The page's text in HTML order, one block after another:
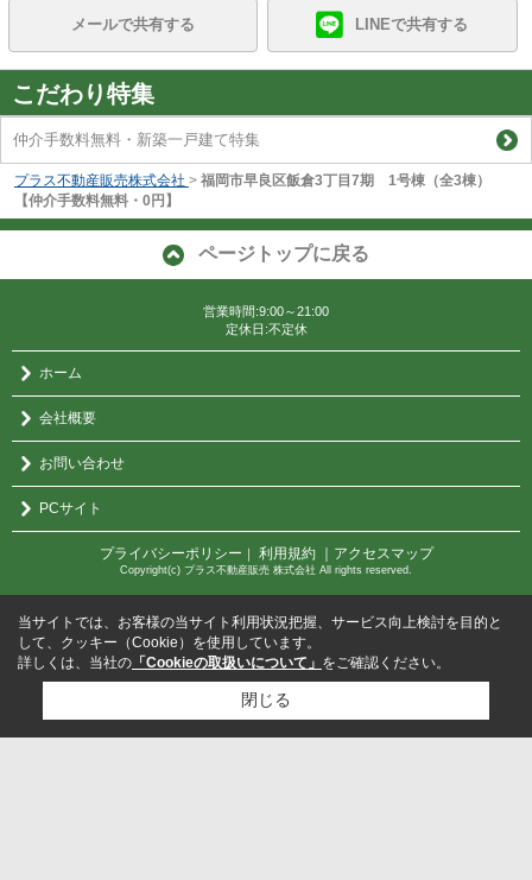
メールで共有する LINEで共有する
こだわり特集
仲介手数料無料・新築一戸建て特集
プラス不動産販売株式会社 > 福岡市早良区飯倉3丁目7期 1号棟（全3棟）
【仲介手数料無料・0円】
ページトップに戻る
営業時間:9:00～21:00
定休日:不定休
ホーム
会社概要
お問い合わせ
PCサイト
プライバシーポリシー ｜ 利用規約 ｜アクセスマップ
Copyright(c) プラス不動産販売 株式会社 All rights reserved.
当サイトでは、お客様の当サイト利用状況把握、サービス向上検討を目的と
して、クッキー（Cookie）を使用しています。
詳しくは、当社の 「Cookieの取扱いについて」 をご確認ください。
閉じる